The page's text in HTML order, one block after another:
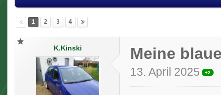
1 2 3 4
K.Kinski Meine
13. April 2025 +2